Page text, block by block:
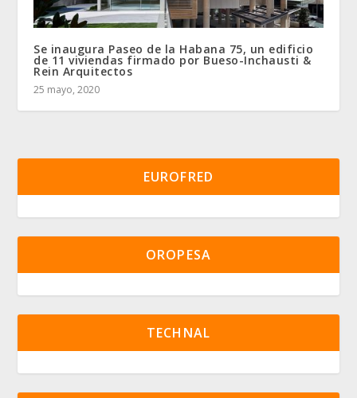
Se inaugura Paseo de la Habana 75, un edificio
de 11 viviendas firmado por Bueso-Inchausti &
Rein Arquitectos
25 mayo, 2020
EUROFRED
OROPESA
TECHNAL